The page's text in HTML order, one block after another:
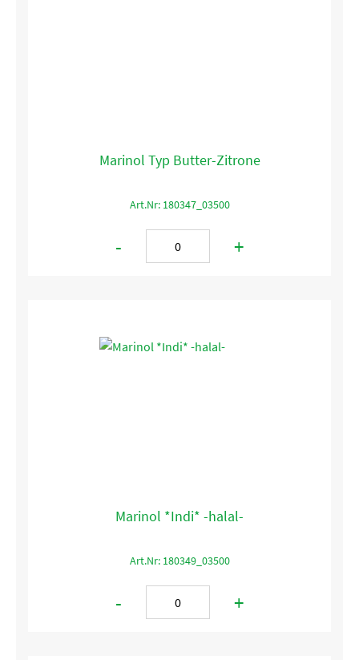
Marinol Typ Butter-Zitrone
Art.Nr: 180347_03500
- +
Marinol *Indi* -halal-
Art.Nr: 180349_03500
- +